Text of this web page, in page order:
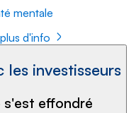
mentale
d'info
les investisseurs
s'est effondré